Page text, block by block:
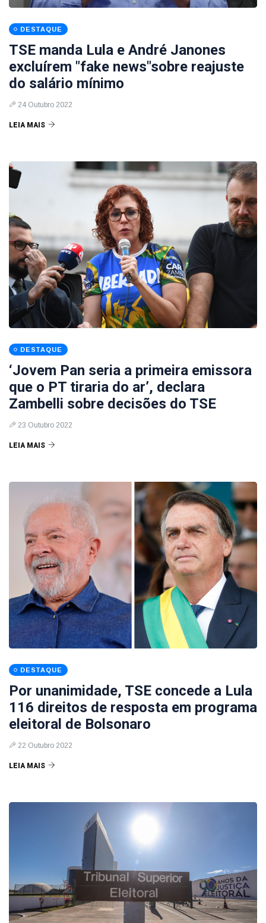
DESTAQUE
TSE manda Lula e André Janones
excluírem "fake news"sobre reajuste
do salário mínimo
24 Outubro 2022
LEIA MAIS
DESTAQUE
‘Jovem Pan seria a primeira emissora
que o PT tiraria do ar’, declara
Zambelli sobre decisões do TSE
23 Outubro 2022
LEIA MAIS
DESTAQUE
Por unanimidade, TSE concede a Lula
116 direitos de resposta em programa
eleitoral de Bolsonaro
22 Outubro 2022
LEIA MAIS